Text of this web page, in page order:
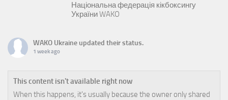
Національна федерація кікбоксингу
України WAKO
WAKO Ukraine updated their status.
1 week ago
This content isn't available right now
When this happens, it's usually because the owner only shared